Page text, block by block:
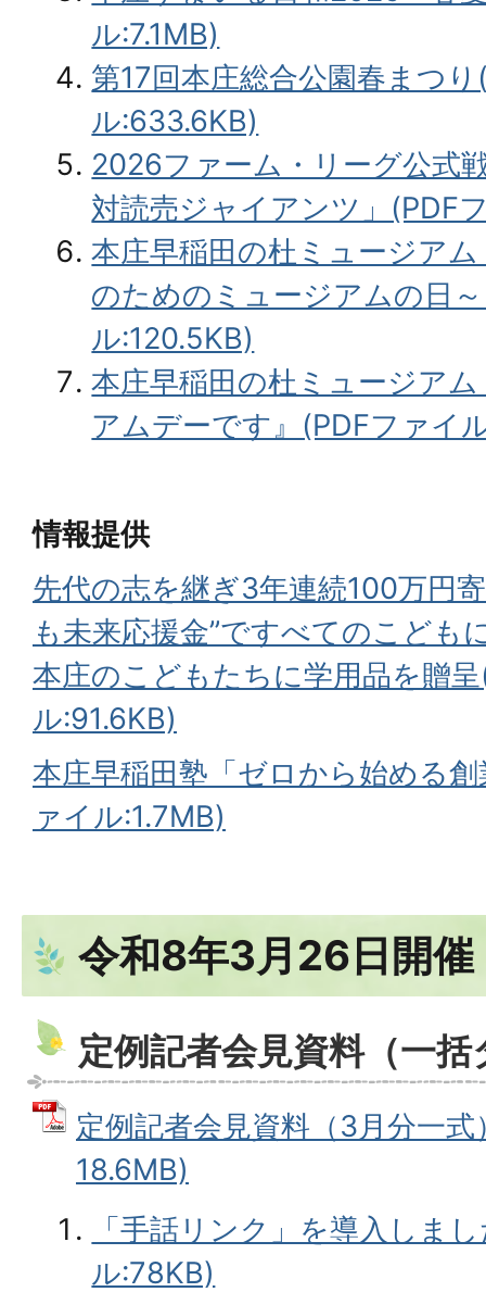
ル:7.1MB)
第17回本庄総合公園春まつ
ル:633.6KB)
2026ファーム・リーグ公式
対読売ジャイアンツ」(PDF
本庄早稲田の杜ミュージア
のためのミュージアムの日
ル:120.5KB)
本庄早稲田の杜ミュージア
アムデーです』(PDFファイ
情報提供
先代の志を継ぎ3年連続100万円
も未来応援金”ですべてのこども
本庄のこどもたちに学用品を贈
ル:91.6KB)
本庄早稲田塾「ゼロから始める
ァイル:1.7MB)
令和8年3月26日開催
定例記者会見資料（一
定例記者会見資料（3月分一
18.6MB)
「手話リンク」を導入しま
ル:78KB)